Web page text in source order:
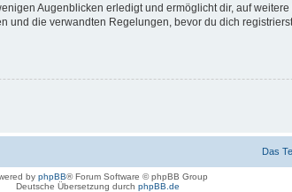
Augenblicken erledigt und ermöglicht dir, auf
die verwandten Regelungen, bevor du dich
Das
by phpBB® Forum Software © phpBB Group
Deutsche Übersetzung durch phpBB.de